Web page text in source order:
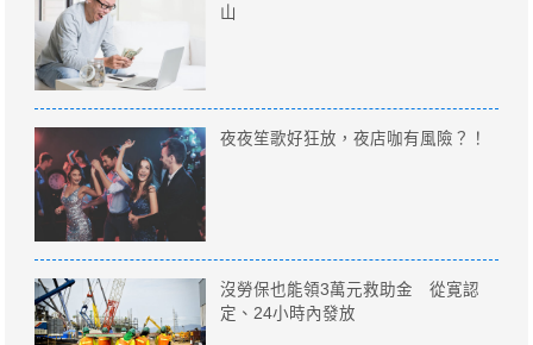
山
夜夜笙歌好狂放，夜店咖有風險？！
沒勞保也能領3萬元救助金 從寛認
定、24小時內發放